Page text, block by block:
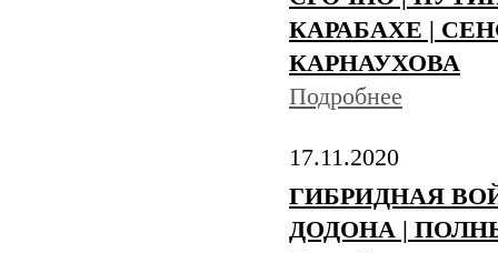
КАРАБАХЕ |
КАРНАУХОВА
Подробнее
17.11.2020
ГИБРИДНАЯ
ДОДОНА |